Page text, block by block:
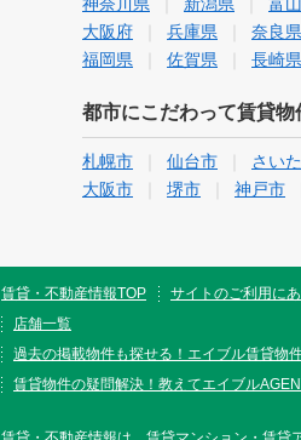
大阪府
兵庫県 奈良県
福岡県
佐賀県 長崎県
都市にこだわって賃貸物
札幌市 仙台市 さい
大阪市
堺市 神戸市
賃貸・不動産情報TOP サイトのご利用に
店舗一覧
過去の掲載物件も探せる！エイブル賃貸物
賃貸物件の疑問解決！教えてエイブル